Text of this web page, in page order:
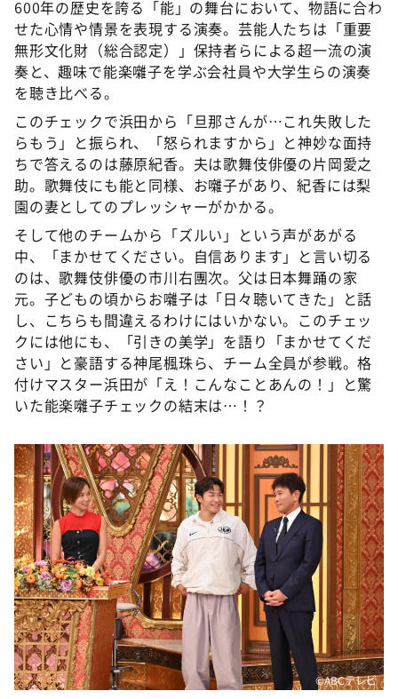
600年の歴史を誇る「能」の舞台において、物語に合わ
せた心情や情景を表現する演奏。芸能人たちは「重要
無形文化財（総合認定）」保持者らによる超一流の演
奏と、趣味で能楽囃子を学ぶ会社員や大学生らの演奏
を聴き比べる。
このチェックで浜田から「旦那さんが…これ失敗した
らもう」と振られ、「怒られますから」と神妙な面持
ちで答えるのは藤原紀香。夫は歌舞伎俳優の片岡愛之
助。歌舞伎にも能と同様、お囃子があり、紀香には梨
園の妻としてのプレッシャーがかかる。
そして他のチームから「ズルい」という声があがる
中、「まかせてください。自信あります」と言い切る
のは、歌舞伎俳優の市川右團次。父は日本舞踊の家
元。子どもの頃からお囃子は「日々聴いてきた」と話
し、こちらも間違えるわけにはいかない。このチェッ
クには他にも、「引きの美学」を語り「まかせてくだ
さい」と豪語する神尾楓珠ら、チーム全員が参戦。格
付けマスター浜田が「え！こんなことあんの！」と驚
いた能楽囃子チェックの結末は…！？
©ABCテレビ